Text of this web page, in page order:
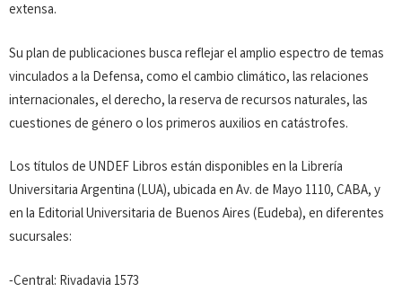
extensa.
Su plan de publicaciones busca reflejar el amplio espectro de temas
vinculados a la Defensa, como el cambio climático, las relaciones
internacionales, el derecho, la reserva de recursos naturales, las
cuestiones de género o los primeros auxilios en catástrofes.
Los títulos de UNDEF Libros están disponibles en la Librería
Universitaria Argentina (LUA), ubicada en Av. de Mayo 1110, CABA, y
en la Editorial Universitaria de Buenos Aires (Eudeba), en diferentes
sucursales:
-Central: Rivadavia 1573